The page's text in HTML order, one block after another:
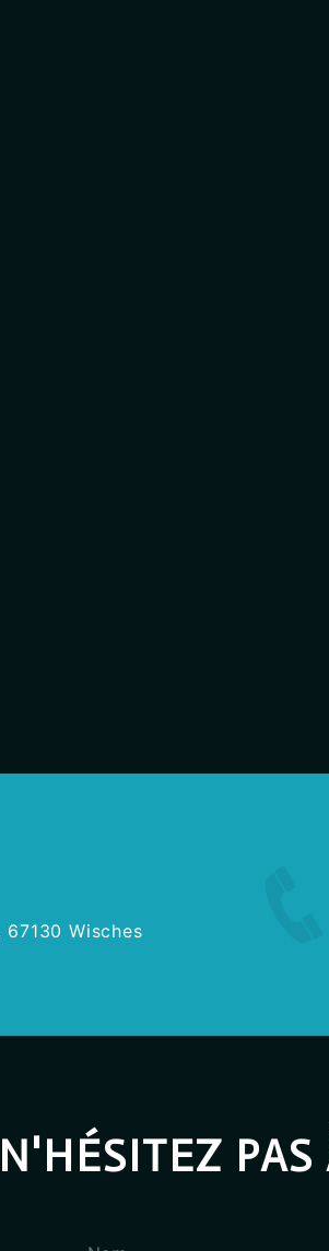
67130 Wisches
N'HÉSITEZ